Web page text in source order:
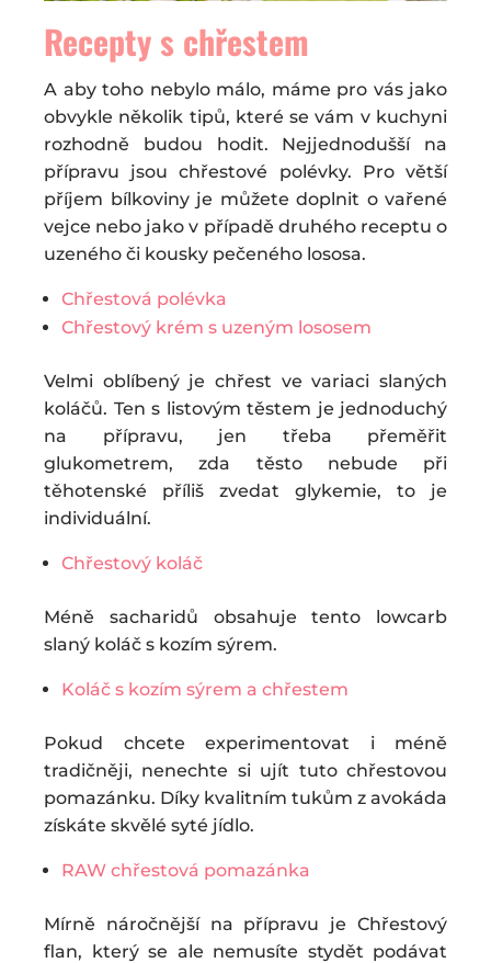
Recepty s chřestem
A aby toho nebylo málo, máme pro vás jako
obvykle několik tipů, které se vám v kuchyni
rozhodně budou hodit. Nejjednodušší na
přípravu jsou chřestové polévky. Pro větší
příjem bílkoviny je můžete doplnit o vařené
vejce nebo jako v případě druhého receptu o
uzeného či kousky pečeného lososa.
Chřestová polévka
Chřestový krém s uzeným lososem
Velmi oblíbený je chřest ve variaci slaných
koláčů. Ten s listovým těstem je jednoduchý
na přípravu, jen třeba přeměřit
glukometrem, zda těsto nebude při
těhotenské příliš zvedat glykemie, to je
individuální.
Chřestový koláč
Méně sacharidů obsahuje tento lowcarb
slaný koláč s kozím sýrem.
Koláč s kozím sýrem a chřestem
Pokud chcete experimentovat i méně
tradičněji, nenechte si ujít tuto chřestovou
pomazánku. Díky kvalitním tukům z avokáda
získáte skvělé syté jídlo.
RAW chřestová pomazánka
Mírně náročnější na přípravu je Chřestový
flan, který se ale nemusíte stydět podávat